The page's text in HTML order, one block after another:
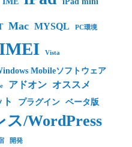
Mac MYSQL PC環境
Vista
Mobileソフトウェア
アドオン オススメ
ト プラグイン ベータ版
ス/WordPress
開発